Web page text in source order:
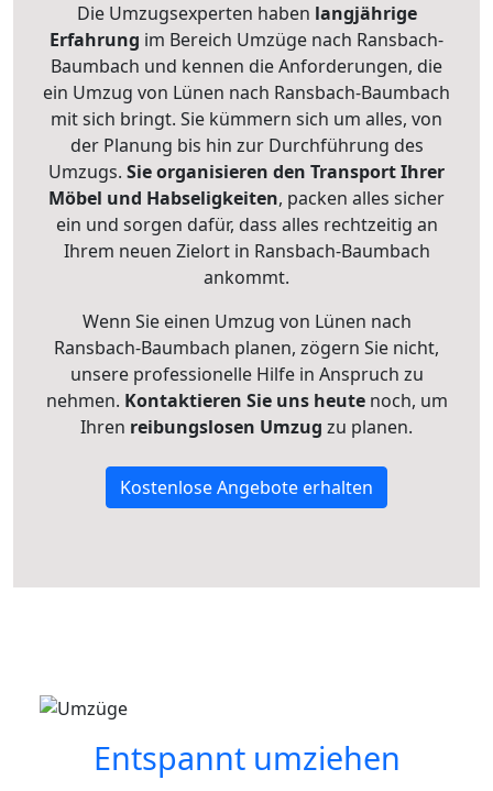
Die Umzugsexperten haben langjährige
Erfahrung im Bereich Umzüge nach Ransbach-
Baumbach und kennen die Anforderungen, die
ein Umzug von Lünen nach Ransbach-Baumbach
mit sich bringt. Sie kümmern sich um alles, von
der Planung bis hin zur Durchführung des
Umzugs. Sie organisieren den Transport Ihrer
Möbel und Habseligkeiten, packen alles sicher
ein und sorgen dafür, dass alles rechtzeitig an
Ihrem neuen Zielort in Ransbach-Baumbach
ankommt.
Wenn Sie einen Umzug von Lünen nach
Ransbach-Baumbach planen, zögern Sie nicht,
unsere professionelle Hilfe in Anspruch zu
nehmen. Kontaktieren Sie uns heutenoch, um
Ihren reibungslosen Umzug zu planen.
Kostenlose Angebote erhalten
Entspannt umziehen